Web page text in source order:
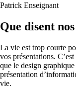
Patrick Enseignant
Que disent
La vie est trop courte
vos présentations.
que le design
présentation
vie.